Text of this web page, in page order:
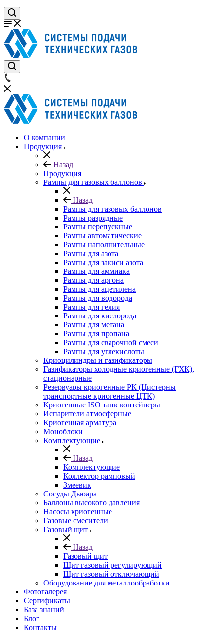
О компании
Продукция
Назад
Продукция
Рампы для газовых баллонов
Назад
Рампы для газовых баллонов
Рампы разрядные
Рампы перепускные
Рампы автоматические
Рампы наполнительные
Рампы для азота
Рампы для закиси азота
Рампы для аммиака
Рампы для аргона
Рампы для ацетилена
Рампы для водорода
Рампы для гелия
Рампы для кислорода
Рампы для метана
Рампы для пропана
Рампы для сварочной смеси
Рампы для углекислоты
Криоцилиндры и газификаторы
Газификаторы холодные криогенные (ГХК),
стационарные
Резервуары криогенные РК (Цистерны
транспортные криогенные ЦТК)
Криогенные ISO танк контейнеры
Испарители атмосферные
Криогенная арматура
Моноблоки
Комплектующие
Назад
Комплектующие
Коллектор рамповый
Змеевик
Сосуды Дьюара
Баллоны высокого давления
Насосы криогенные
Газовые смесители
Газовый щит
Назад
Газовый щит
Щит газовый регулирующий
Щит газовый отключающий
Оборудование для металлообработки
Фотогалерея
Сертификаты
База знаний
Блог
Контакты